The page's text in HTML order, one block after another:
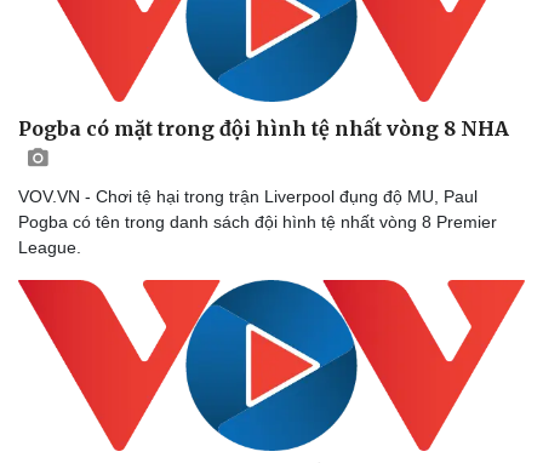
Làm đẹp - giảm cân
Phòng mạch online
Ăn sạch sống khỏe
Pogba có mặt trong đội hình tệ nhất vòng 8 NHA
VOV.VN - Chơi tệ hại trong trận Liverpool đụng độ MU, Paul
Pogba có tên trong danh sách đội hình tệ nhất vòng 8 Premier
League.